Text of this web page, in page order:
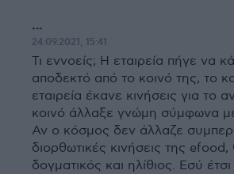
...
24.09.2021, 15:41
Τι εννοείς; Η εταιρεία πήγε να
αποδεκτό από το κοινό της, το
εταιρεία έκανε κινήσεις για το
κοινό άλλαξε γνώμη σύμφωνα
Αν ο κόσμος δεν άλλαζε
διορθωτικές κινήσεις της
δογματικός και ηλίθιος. Εσύ